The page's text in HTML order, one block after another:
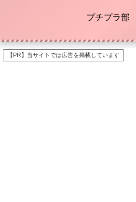
プチプラ部
【PR】当サイトでは広告を掲載しています